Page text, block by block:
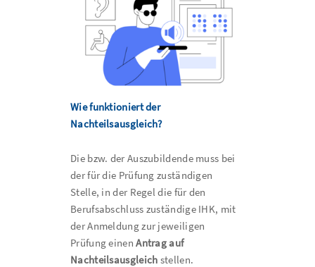
Wie funktioniert der
Nachteilsausgleich?
Die bzw. der Auszubildende muss bei
der für die Prüfung zuständigen
Stelle, in der Regel die für den
Berufsabschluss zuständige IHK, mit
der Anmeldung zur jeweiligen
Prüfung einenAntrag auf
Nachteilsausgleich stellen.